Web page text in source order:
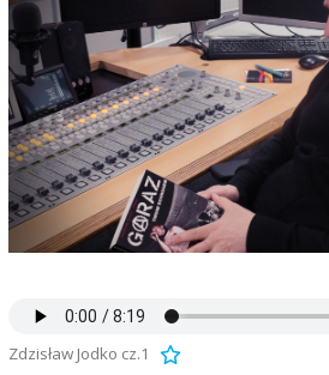
Zdzisław Jodko cz.1